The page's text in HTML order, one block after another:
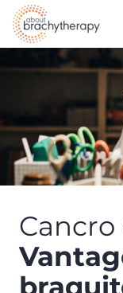
Skip to content